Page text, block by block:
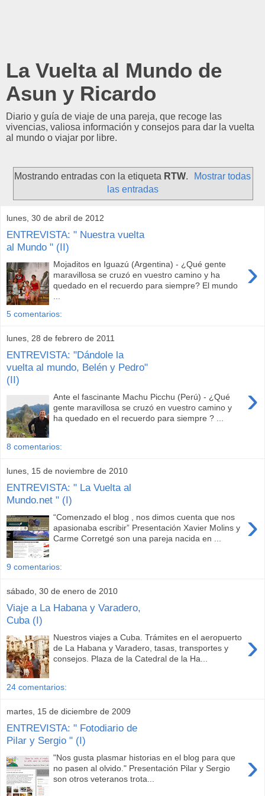
La Vuelta al Mundo de
Asun y Ricardo
Diario y guía de viaje de una pareja, que recoge las
vivencias, valiosa información y consejos para dar la vuelta
al mundo o viajar por libre.
Mostrando entradas con la etiqueta RTW.
Mostrar todas
las entradas
lunes, 30 de abril de 2012
ENTREVISTA: " Nuestra vuelta
al Mundo " (II)
›
Mojaditos en Iguazú (Argentina) - ¿Qué gente
maravillosa se cruzó en vuestro camino y ha
quedado en el recuerdo para siempre? El mundo
5 comentarios:
lunes, 28 de febrero de 2011
ENTREVISTA: "Dándole la
vuelta al mundo, Belén y Pedro"
(II)
›
Ante el fascinante Machu Picchu (Perú) - ¿Qué
gente maravillosa se cruzó en vuestro camino y
ha quedado en el recuerdo para siempre ? ...
8 comentarios:
lunes, 15 de noviembre de 2010
ENTREVISTA: " La Vuelta al
Mundo.net " (I)
›
“Comenzado el blog , nos dimos cuenta que nos
apasionaba escribir” Presentación Xavier Molins y
Carme Corretgé son una pareja nacida en ...
9 comentarios:
sábado, 30 de enero de 2010
Viaje a La Habana y Varadero,
Cuba (I)
›
Nuestros viajes a Cuba. Trámites en el aeropuerto
de La Habana y Varadero, tasas, transportes y
consejos. Plaza de la Catedral de la Ha...
24 comentarios:
martes, 15 de diciembre de 2009
ENTREVISTA: " Fotodiario de
Pilar y Sergio " (I)
›
"Nos gusta plasmar historias en el blog para que
no pasen al olvido." Presentación Pilar y Sergio
son otros veteranos trota...